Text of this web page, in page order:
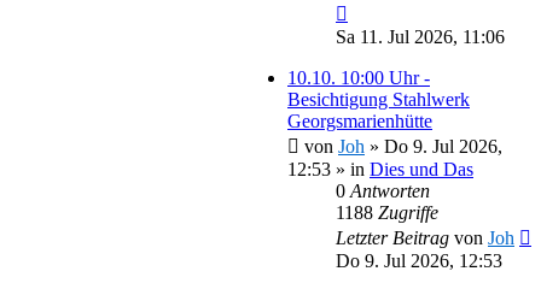
Sa 11. Jul 2026, 11:06
10.10. 10:00 Uhr -
Besichtigung Stahlwerk
Georgsmarienhütte
von Joh » Do 9. Jul 2026,
12:53 » in Dies und Das
0 Antworten
1188 Zugriffe
Letzter Beitrag von Joh
Do 9. Jul 2026, 12:53